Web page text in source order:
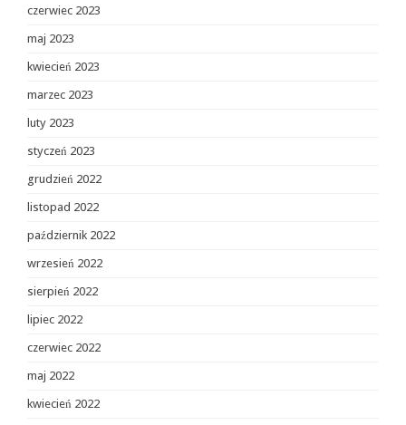
czerwiec 2023
maj 2023
kwiecień 2023
marzec 2023
luty 2023
styczeń 2023
grudzień 2022
listopad 2022
październik 2022
wrzesień 2022
sierpień 2022
lipiec 2022
czerwiec 2022
maj 2022
kwiecień 2022